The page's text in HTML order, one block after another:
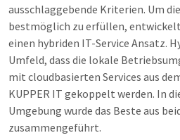
ausschlaggebende Kriterien. Um
bestmöglich zu erfüllen,
einen hybriden IT-Service Ansatz.
Umfeld, dass die lokale
mit cloudbasierten Services aus
KUPPER IT gekoppelt werden. In
Umgebung wurde das Beste aus
zusammengeführt.